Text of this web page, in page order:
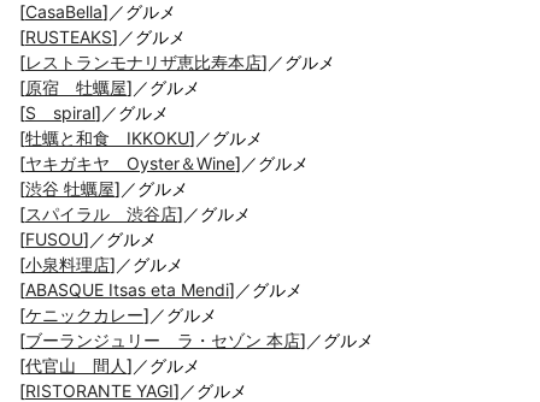
[CasaBella]／グルメ
[RUSTEAKS]／グルメ
[レストランモナリザ恵比寿本店]／グルメ
[原宿 牡蠣屋]／グルメ
[S spiral]／グルメ
[牡蠣と和食 IKKOKU]／グルメ
[ヤキガキヤ Oyster＆Wine]／グルメ
[渋谷 牡蠣屋]／グルメ
[スパイラル 渋谷店]／グルメ
[FUSOU]／グルメ
[小泉料理店]／グルメ
[ABASQUE Itsas eta Mendi]／グルメ
[ケニックカレー]／グルメ
[ブーランジュリー ラ・セゾン 本店]／グルメ
[代官山 間人]／グルメ
[RISTORANTE YAGI]／グルメ